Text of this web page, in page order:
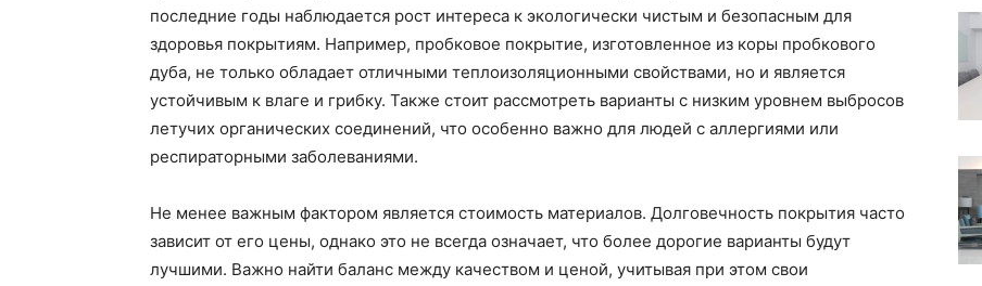
последние годы наблюдается рост интереса к экологически чистым и безопасным для
здоровья покрытиям. Например, пробковое покрытие, изготовленное из коры пробкового
дуба, не только обладает отличными теплоизоляционными свойствами, но и является
устойчивым к влаге и грибку. Также стоит рассмотреть варианты с низким уровнем выбросов
летучих органических соединений, что особенно важно для людей с аллергиями или
респираторными заболеваниями.
Не менее важным фактором является стоимость материалов. Долговечность покрытия часто
зависит от его цены, однако это не всегда означает, что более дорогие варианты будут
лучшими. Важно найти баланс между качеством и ценой, учитывая при этом свои